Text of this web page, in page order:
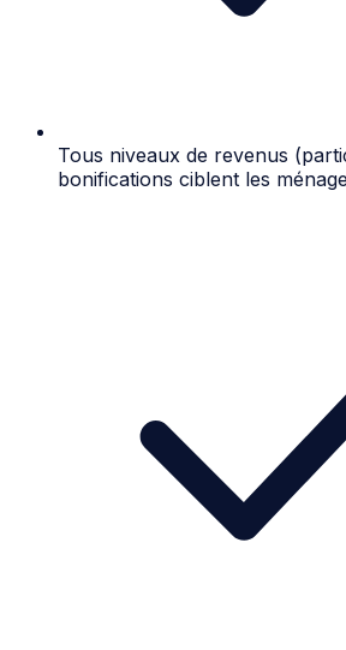
Tous niveaux de revenus
bonifications ciblent les